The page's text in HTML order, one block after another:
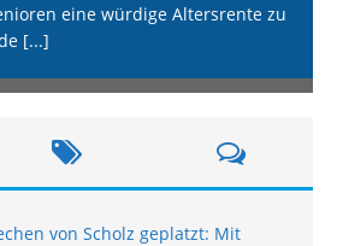
eine würdige Altersrente zu
[...]
von Scholz geplatzt: Mit